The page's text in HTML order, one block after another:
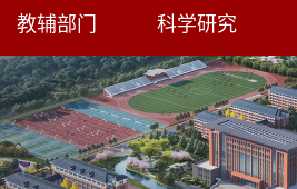
教辅部门 科学研究